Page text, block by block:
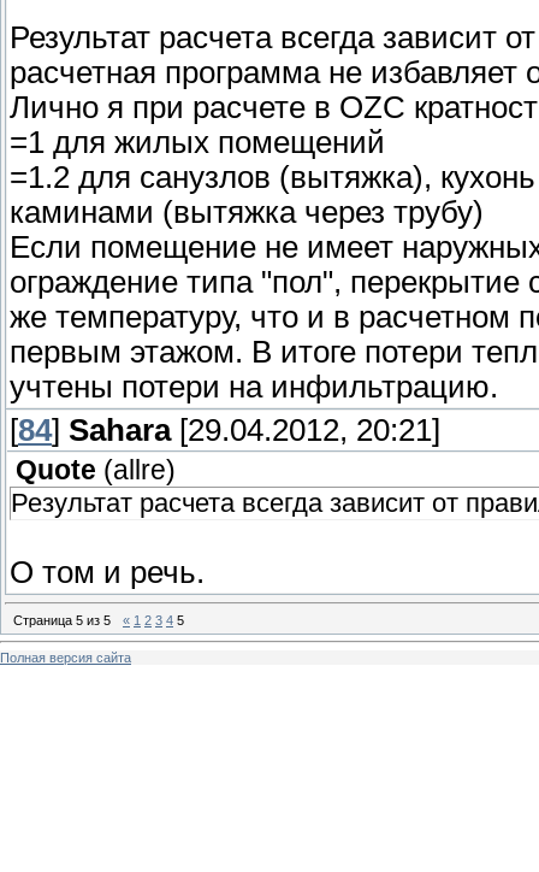
Результат расчета всегда зависит
расчетная программа не избавляет
Лично я при расчете в OZC
=1 для жилых помещений
=1.2 для санузлов (вытяжка),
каминами (вытяжка через трубу)
Если помещение не имеет
ограждение типа "пол",
же температуру, что и в
первым этажом. В итоге потери
учтены потери на инфильтрацию.
[84] Sahara[29.04.2012, 20:21]
Quote (allre)
Результат расчета всегда зависит от
О том и речь.
Страница 5 из 5 « 1 2 3 4 5
Полная версия сайта